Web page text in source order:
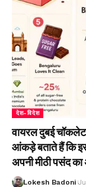
देश-विदेश
वायरल दुबई
आंकड़े बताते हैं कि
अपनी मीठी पसंद
Lokesh Badoni